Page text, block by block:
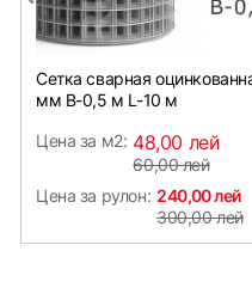
Сетка сварная
мм B-0,5 м L-10 м
Цена за м2: 48,00 лей
60,00 лей
Цена за рулон: 240,00 лей
300,00 лей